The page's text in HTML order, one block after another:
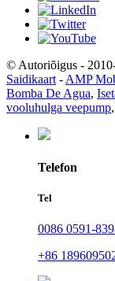
© Autoriõigus -
Saidikaart - AMP
Bomba De Agua,
vooluhulga veepump,
Telefon
Tel
0086 0591-
+86